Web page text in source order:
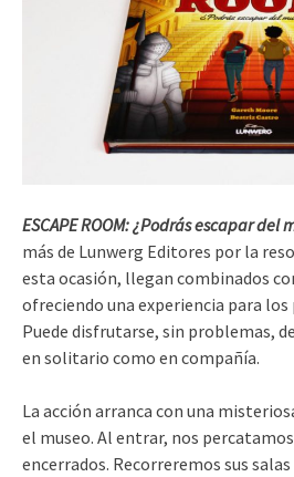
ESCAPE ROOM: ¿Podrás escapar del
más de Lunwerg Editores por la
esta ocasión, llegan combinados
ofreciendo una experiencia para los
Puede disfrutarse, sin problemas,
en solitario como en compañía.
La acción arranca con una
el museo. Al entrar, nos
encerrados. Recorreremos sus